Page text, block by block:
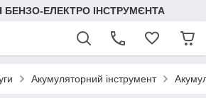
БЕНЗО-ЕЛЕКТРО ІНСТРУМЄНТА
Акумуляторний інструмент